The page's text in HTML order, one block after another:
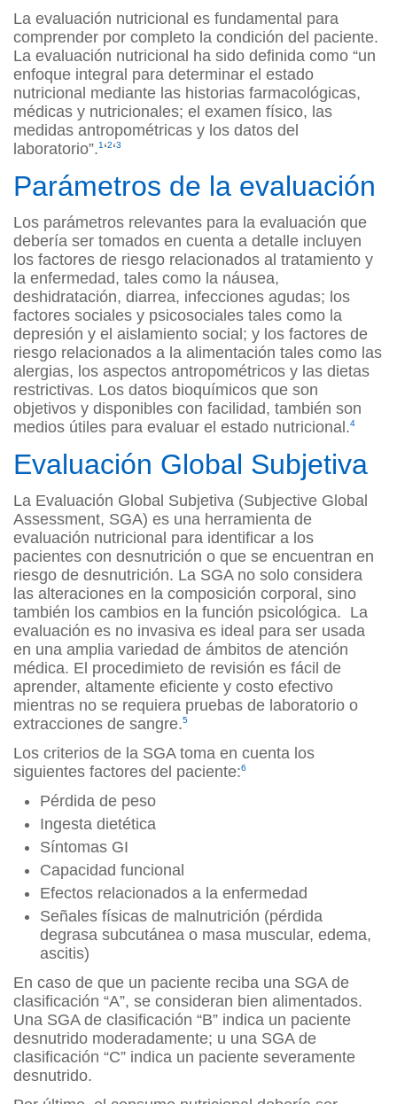
La evaluación nutricional es fundamental para
comprender por completo la condición del paciente.
La evaluación nutricional ha sido definida como “un
enfoque integral para determinar el estado
nutricional mediante las historias farmacológicas,
médicas y nutricionales; el examen físico, las
medidas antropométricas y los datos del
laboratorio”.1‘2‘3
Parámetros de la evaluación
Los parámetros relevantes para la evaluación que
debería ser tomados en cuenta a detalle incluyen
los factores de riesgo relacionados al tratamiento y
la enfermedad, tales como la náusea,
deshidratación, diarrea, infecciones agudas; los
factores sociales y psicosociales tales como la
depresión y el aislamiento social; y los factores de
riesgo relacionados a la alimentación tales como las
alergias, los aspectos antropométricos y las dietas
restrictivas. Los datos bioquímicos que son
objetivos y disponibles con facilidad, también son
medios útiles para evaluar el estado nutricional.4
Evaluación Global Subjetiva
La Evaluación Global Subjetiva (Subjective Global
Assessment, SGA) es una herramienta de
evaluación nutricional para identificar a los
pacientes con desnutrición o que se encuentran en
riesgo de desnutrición. La SGA no solo considera
las alteraciones en la composición corporal, sino
también los cambios en la función psicológica. La
evaluación es no invasiva es ideal para ser usada
en una amplia variedad de ámbitos de atención
médica. El procedimieto de revisión es fácil de
aprender, altamente eficiente y costo efectivo
mientras no se requiera pruebas de laboratorio o
extracciones de sangre.5
Los criterios de la SGA toma en cuenta los
siguientes factores del paciente:6
Pérdida de peso
Ingesta dietética
Síntomas GI
Capacidad funcional
Efectos relacionados a la enfermedad
Señales físicas de malnutrición (pérdida
degrasa subcutánea o masa muscular, edema,
ascitis)
En caso de que un paciente reciba una SGA de
clasificación “A”, se consideran bien alimentados.
Una SGA de clasificación “B” indica un paciente
desnutrido moderadamente; u una SGA de
clasificación “C” indica un paciente severamente
desnutrido.